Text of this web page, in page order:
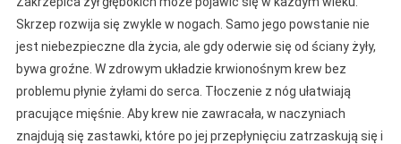
Skrzep rozwija się zwykle w nogach. Samo jego powstanie nie
jest niebezpieczne dla życia, ale gdy oderwie się od ściany żyły,
bywa groźne. W zdrowym układzie krwionośnym krew bez
problemu płynie żyłami do serca. Tłoczenie z nóg ułatwiają
pracujące mięśnie. Aby krew nie zawracała, w naczyniach
znajdują się zastawki, które po jej przepłynięciu zatrzaskują się i